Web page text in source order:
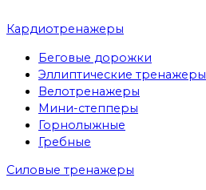
Кардиотренажеры
Беговые дорожки
Эллиптические тренажеры
Велотренажеры
Мини-степперы
Горнолыжные
Гребные
Cиловые тренажеры